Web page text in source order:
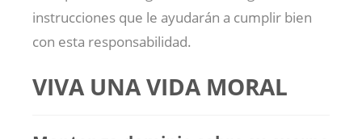
instrucciones que le ayudarán a cumplir bien
con esta responsabilidad.
VIVA UNA VIDA MORAL